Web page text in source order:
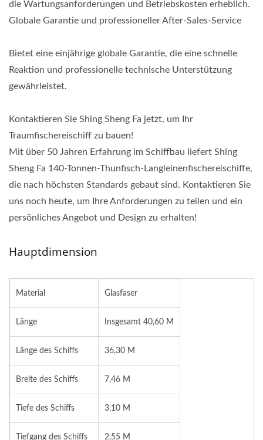
die Wartungsanforderungen und Betriebskosten erheblich.
Globale Garantie und professioneller After-Sales-Service
Bietet eine einjährige globale Garantie, die eine schnelle
Reaktion und professionelle technische Unterstützung
gewährleistet.
Kontaktieren Sie Shing Sheng Fa jetzt, um Ihr
Traumfischereischiff zu bauen!
Mit über 50 Jahren Erfahrung im Schiffbau liefert Shing
Sheng Fa 140-Tonnen-Thunfisch-Langleinenfischereischiffe,
die nach höchsten Standards gebaut sind. Kontaktieren Sie
uns noch heute, um Ihre Anforderungen zu teilen und ein
persönliches Angebot und Design zu erhalten!
Hauptdimension
Material Glasfaser
Länge Insgesamt 40,60 M
Länge des Schiffs 36,30 M
Breite des Schiffs 7,46 M
Tiefe des Schiffs 3,10 M
Tiefgang des Schiffs 2,55 M